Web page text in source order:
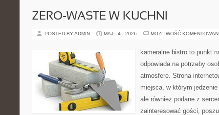
ZERO-WASTE W KUCHNI
POSTED BY ADMIN MAJ - 4 - 2026 MOŻLIWOŚĆ
kameralne bistro to punkt
odpowiada na potrzeby
atmosferę. Strona
miejsca, w którym
ale również podane z
zainteresować gości,